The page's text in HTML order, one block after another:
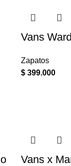
Vans
Zapatos
$399.000
Vans x